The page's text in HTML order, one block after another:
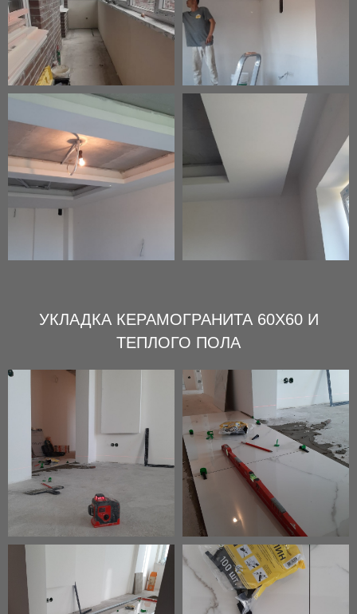
УКЛАДКА КЕРАМОГРАНИТА 60Х60 И
ТЕПЛОГО ПОЛА